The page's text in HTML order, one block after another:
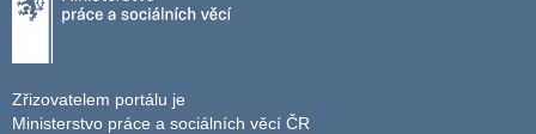
Zřizovatelem portálu je
Ministerstvo práce a sociálních věcí ČR